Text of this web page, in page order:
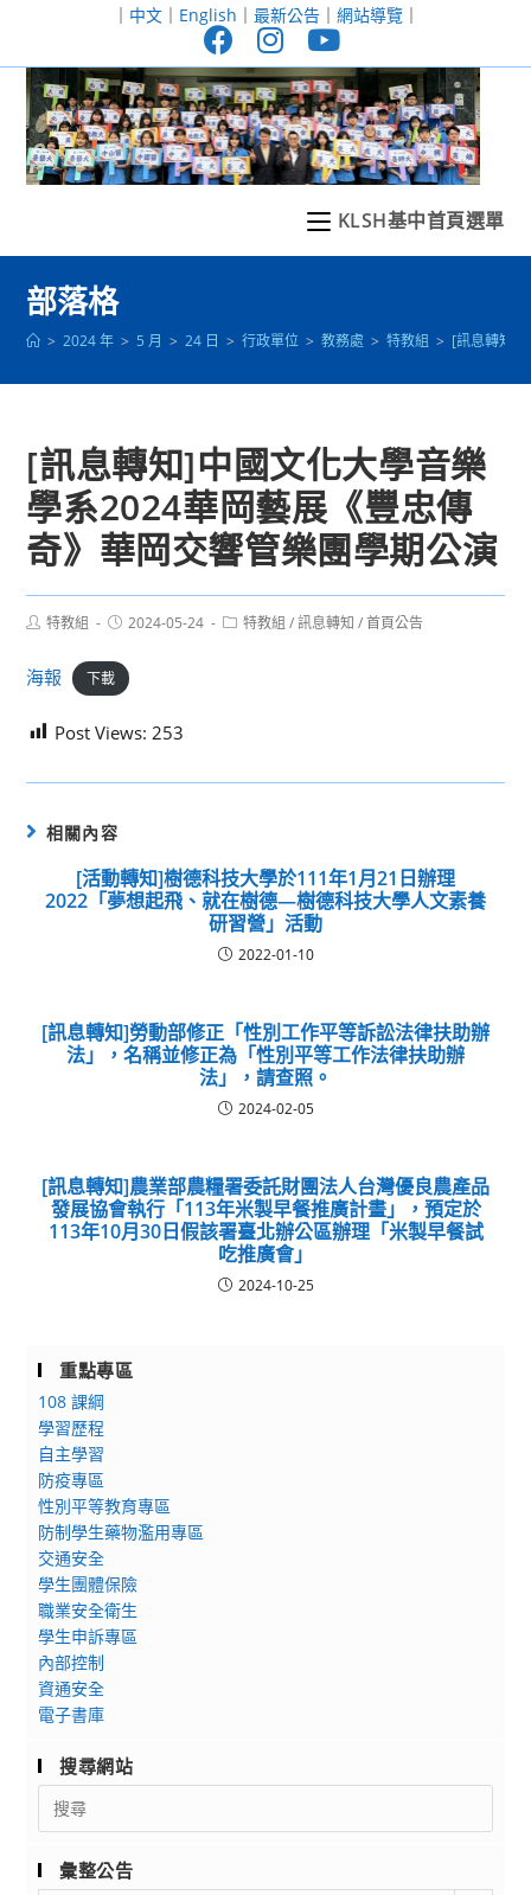
至
｜ 中文｜ English ｜ 最新公告｜ 網站導覽｜
KLSH基中首頁選單
部落格
> 2024 年 > 5 月 > 24 日 > 行政單位 > 教務處 > 特教組 > [訊息轉知]
[訊息轉知]中國文化大學音樂
學系2024華岡藝展《豐忠傳
奇》華岡交響管樂團學期公演
Post特教組
Post2024-05-24
Post特教組 / 訊息轉知 / 首頁公告
海報 下載
Post Views: 253
相關內容
[活動轉知]樹德科技大學於111年1月21日辦理
2022「夢想起飛、就在樹德—樹德科技大學人文素養
研習營」活動
2022-01-10
[訊息轉知]勞動部修正「性別工作平等訴訟法律扶助辦
法」，名稱並修正為「性別平等工作法律扶助辦
法」，請查照。
2024-02-05
[訊息轉知]農業部農糧署委託財團法人台灣優良農產品
發展協會執行「113年米製早餐推廣計畫」，預定於
113年10月30日假該署臺北辦公區辦理「米製早餐試
吃推廣會」
2024-10-25
重點專區
108 課綱
學習歷程
自主學習
防疫專區
性別平等教育專區
防制學生藥物濫用專區
交通安全
學生團體保險
職業安全衛生
學生申訴專區
內部控制
資通安全
電子書庫
搜尋網站
Search
for:
彙整公告